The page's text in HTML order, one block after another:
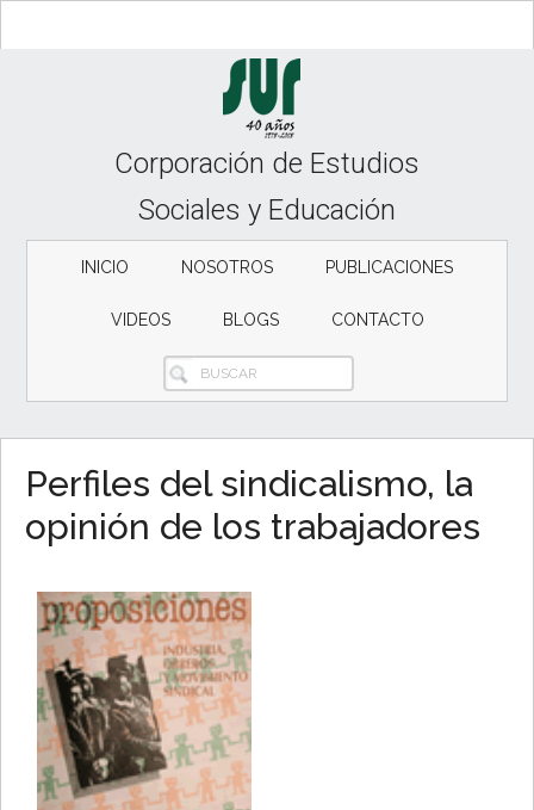
to
to
Corporación de Estudios
Sociales y Educación
INICIO NOSOTROS PUBLICACIONES
VIDEOS BLOGS CONTACTO
BUSCAR
Perfiles del sindicalismo, la
opinión de los trabajadores